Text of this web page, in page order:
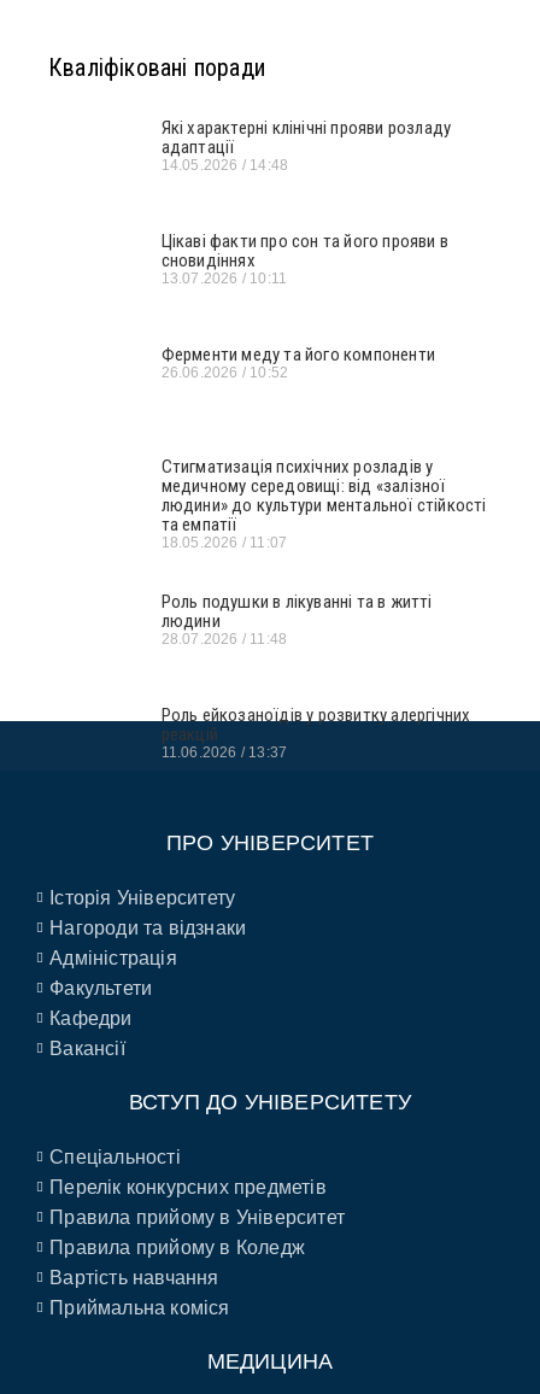
Кваліфіковані поради
Які характерні клінічні прояви розладу
адаптації
14.05.2026 14:48
Цікаві факти про сон та його прояви в
сновидіннях
13.07.2026 10:11
Ферменти меду та його компоненти
26.06.2026 10:52
Стигматизація психічних розладів у
медичному середовищі: від «залізної
людини» до культури ментальної стійкості
та емпатії
18.05.2026 11:07
Роль подушки в лікуванні та в житті
людини
28.07.2026 11:48
Роль ейкозаноїдів у розвитку алергічних
реакцій
11.06.2026 13:37
ПРО УНІВЕРСИТЕТ
Історія Університету
Нагороди та відзнаки
Адміністрація
Факультети
Кафедри
Вакансії
ВСТУП ДО УНІВЕРСИТЕТУ
Спеціальності
Перелік конкурсних предметів
Правила прийому в Університет
Правила прийому в Коледж
Вартість навчання
Приймальна коміся
МЕДИЦИНА